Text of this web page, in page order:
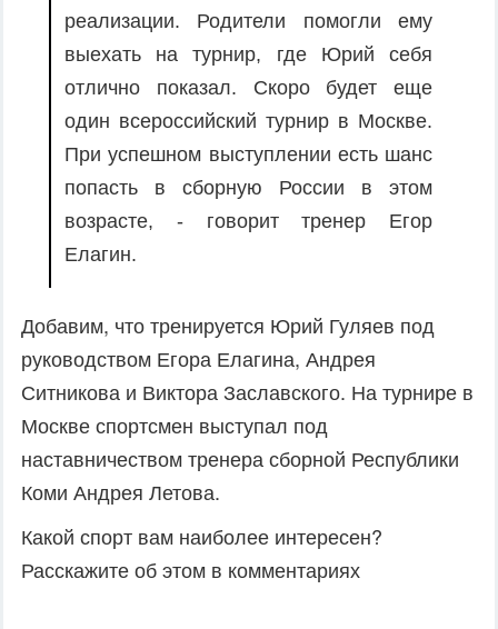
реализации. Родители помогли ему
выехать на турнир, где Юрий себя
отлично показал. Скоро будет еще
один всероссийский турнир в Москве.
При успешном выступлении есть шанс
попасть в сборную России в этом
возрасте, - говорит тренер Егор
Елагин.
Добавим, что тренируется Юрий Гуляев под
руководством Егора Елагина, Андрея
Ситникова и Виктора Заславского. На турнире в
Москве спортсмен выступал под
наставничеством тренера сборной Республики
Коми Андрея Летова.
Какой спорт вам наиболее интересен?
Расскажите об этом в комментариях